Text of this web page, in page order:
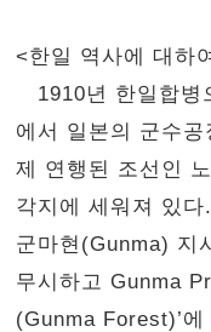
<한일 역사에 대하
1910년 한일합병
에서 일본의 군수
제 연행된 조선인
각지에 세워져 있
군마현(Gunma) 지
무시하고 Gunma
(Gunma Forest)’